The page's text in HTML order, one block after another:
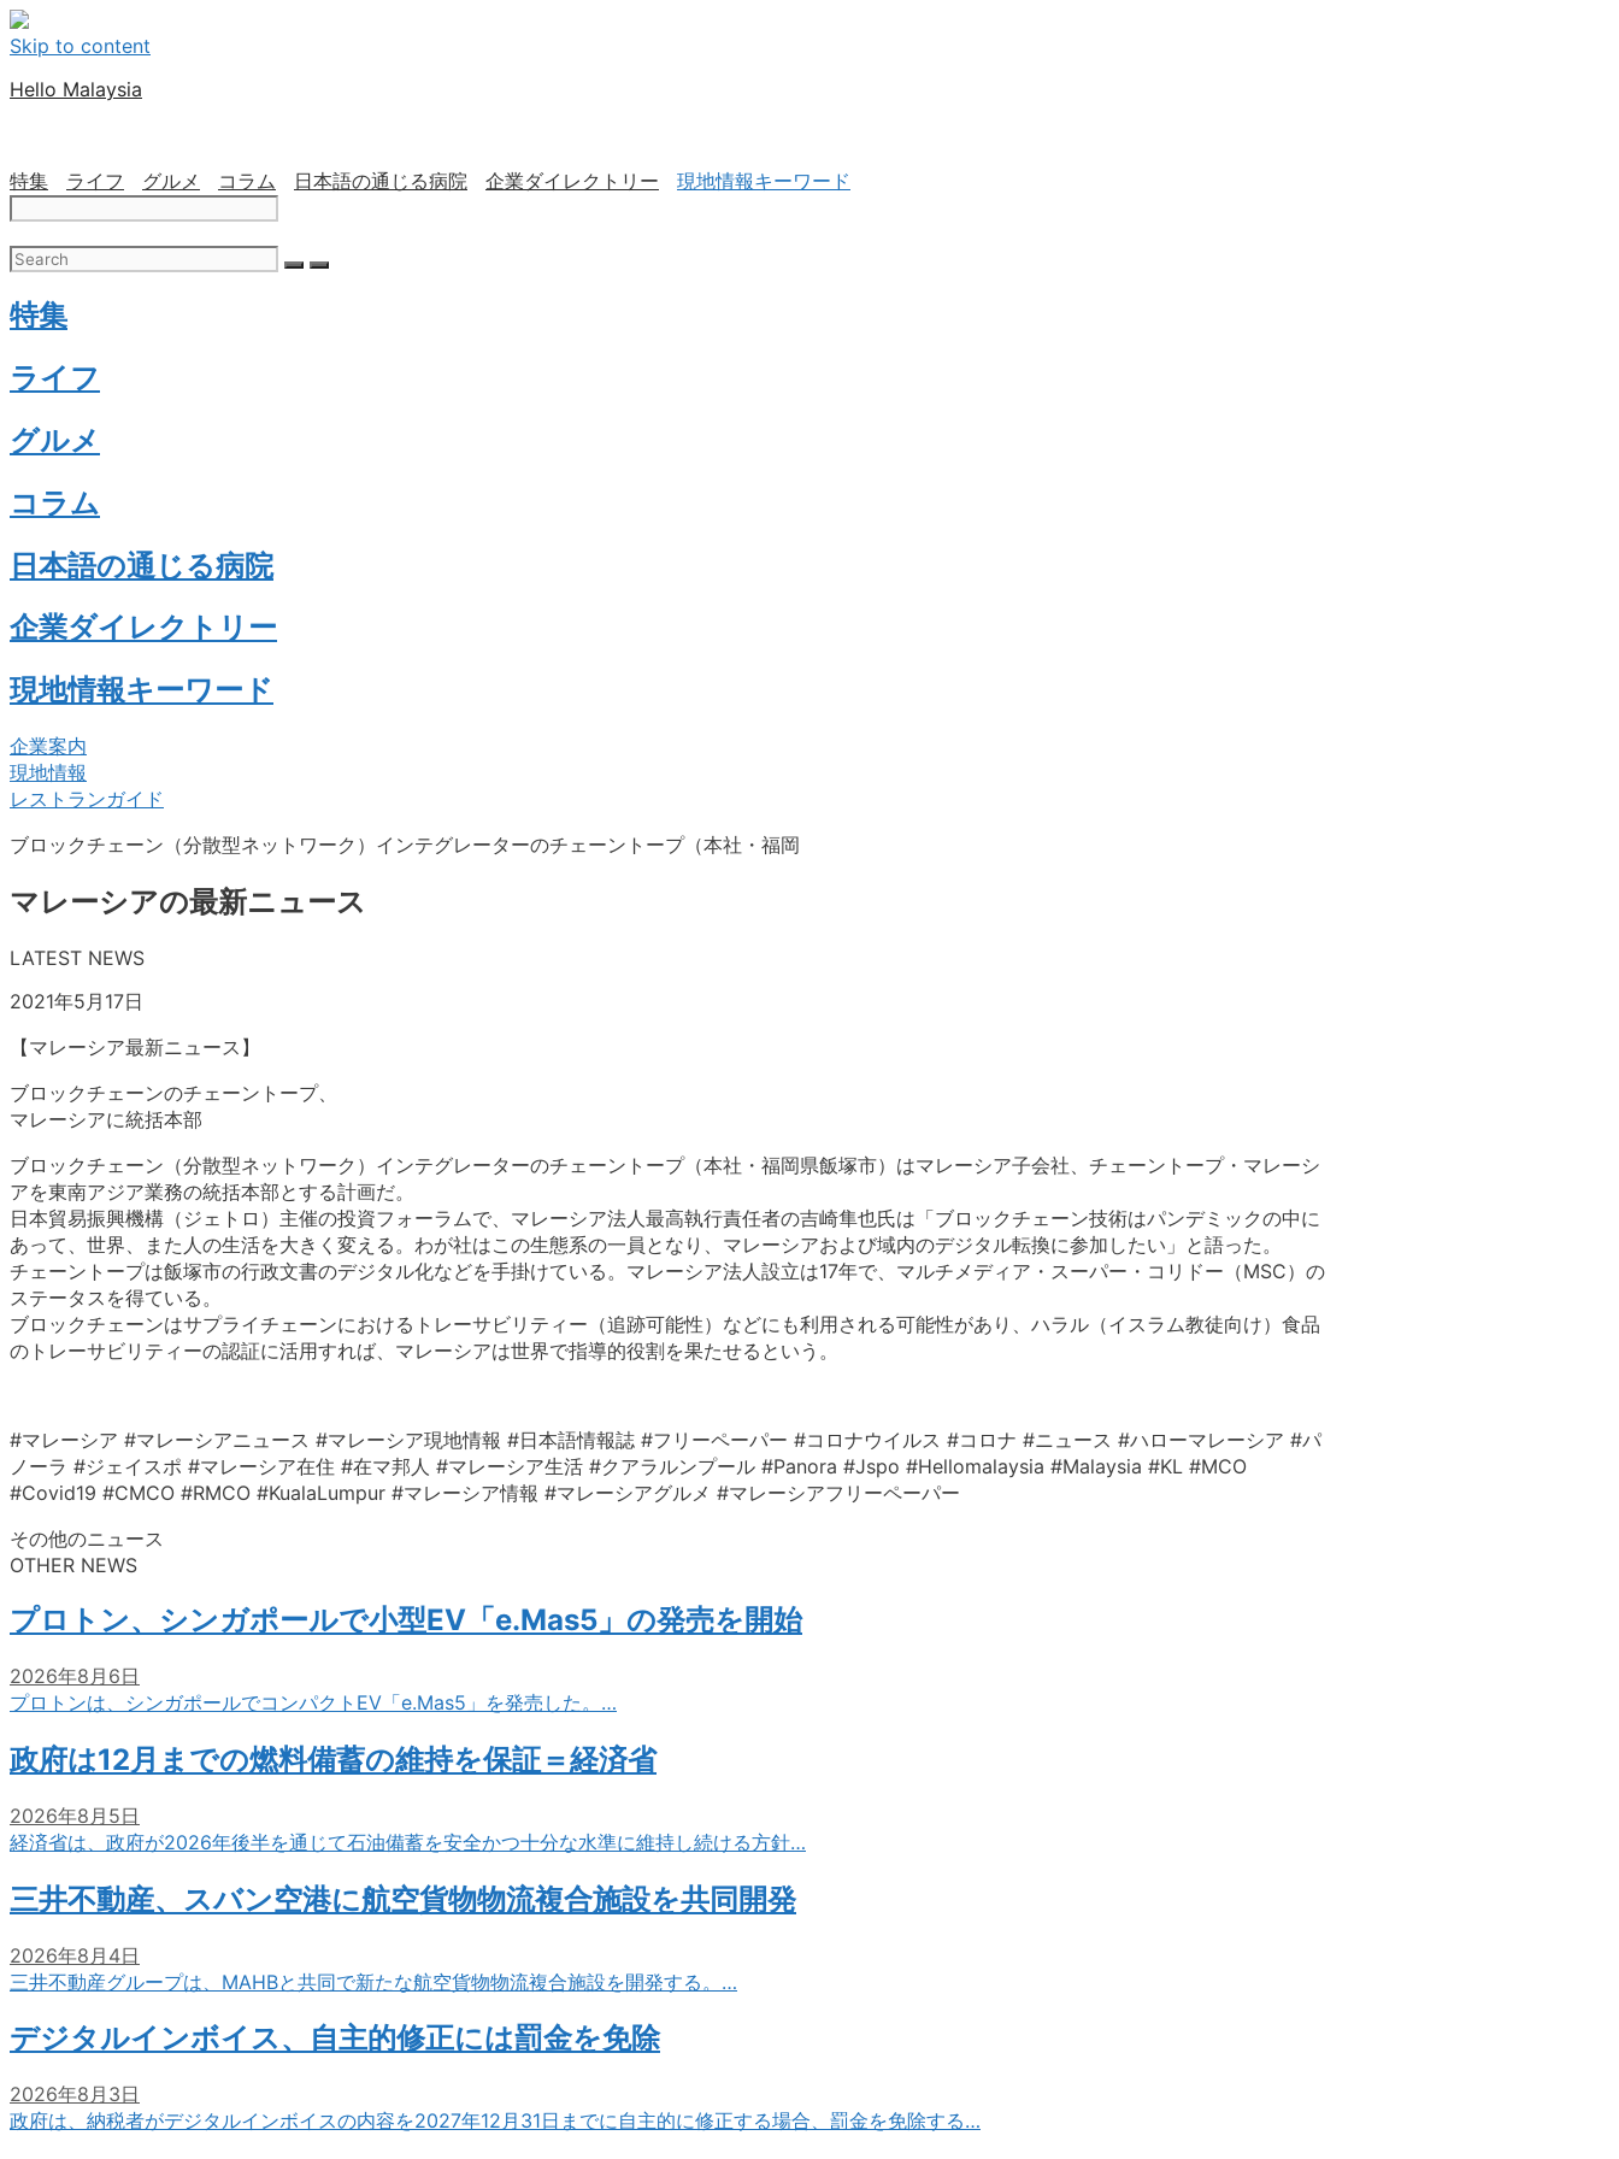
Skip to content
Hello Malaysia
特集 ライフ グルメ コラム 日本語の通じる病院 企業ダイレクトリー 現地情報キーワード
特集
ライフ
グルメ
コラム
日本語の通じる病院
企業ダイレクトリー
現地情報キーワード
企業案内
現地情報
レストランガイド
ブロックチェーン（分散型ネットワーク）インテグレーターのチェーントープ（本社・福岡
マレーシアの最新ニュース
LATEST NEWS
2021年5月17日
【マレーシア最新ニュース】
ブロックチェーンのチェーントープ、
マレーシアに統括本部
ブロックチェーン（分散型ネットワーク）インテグレーターのチェーントープ（本社・福岡県飯塚市）はマレーシア子会社、チェーントープ・マレーシ
アを東南アジア業務の統括本部とする計画だ。
日本貿易振興機構（ジェトロ）主催の投資フォーラムで、マレーシア法人最高執行責任者の吉崎隼也氏は「ブロックチェーン技術はパンデミックの中に
あって、世界、また人の生活を大きく変える。わが社はこの生態系の一員となり、マレーシアおよび域内のデジタル転換に参加したい」と語った。
チェーントープは飯塚市の行政文書のデジタル化などを手掛けている。マレーシア法人設立は17年で、マルチメディア・スーパー・コリドー（MSC）の
ステータスを得ている。
ブロックチェーンはサプライチェーンにおけるトレーサビリティー（追跡可能性）などにも利用される可能性があり、ハラル（イスラム教徒向け）食品
のトレーサビリティーの認証に活用すれば、マレーシアは世界で指導的役割を果たせるという。
#マレーシア #マレーシアニュース #マレーシア現地情報 #日本語情報誌 #フリーペーパー #コロナウイルス #コロナ #ニュース #ハローマレーシア #パ
ノーラ #ジェイスポ #マレーシア在住 #在マ邦人 #マレーシア生活 #クアラルンプール #Panora #Jspo #Hellomalaysia #Malaysia #KL #MCO
#Covid19 #CMCO #RMCO #KualaLumpur #マレーシア情報 #マレーシアグルメ #マレーシアフリーペーパー
その他のニュース
OTHER NEWS
プロトン、シンガポールで小型EV「e.Mas5」の発売を開始
2026年8月6日
プロトンは、シンガポールでコンパクトEV「e.Mas5」を発売した。…
政府は12月までの燃料備蓄の維持を保証＝経済省
2026年8月5日
経済省は、政府が2026年後半を通じて石油備蓄を安全かつ十分な水準に維持し続ける方針…
三井不動産、スバン空港に航空貨物物流複合施設を共同開発
2026年8月4日
三井不動産グループは、MAHBと共同で新たな航空貨物物流複合施設を開発する。…
デジタルインボイス、自主的修正には罰金を免除
2026年8月3日
政府は、納税者がデジタルインボイスの内容を2027年12月31日までに自主的に修正する場合、罰金を免除する…